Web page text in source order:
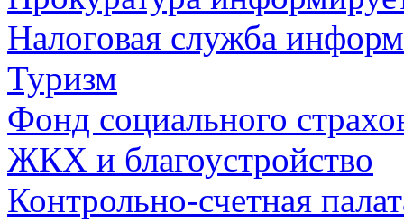
Налоговая служба
Туризм
Фонд социального
ЖКХ и благоустройство
Контрольно-счетная